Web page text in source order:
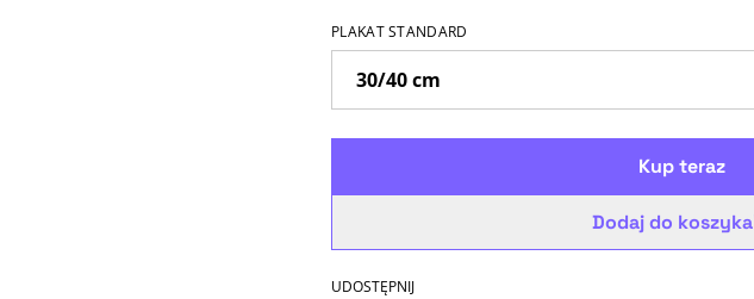
PLAKAT STANDARD
Kup teraz
Dodaj do koszyka
UDOSTĘPNIJ